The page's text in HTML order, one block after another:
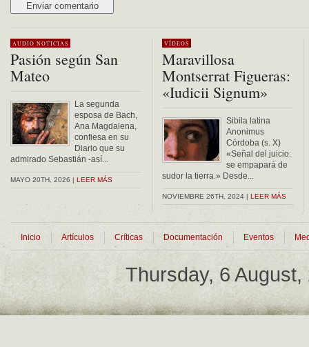
AUDIO NOTICIAS
Pasión según San
Mateo
La segunda
esposa de Bach,
Ana Magdalena,
confiesa en su
Diario que su
admirado Sebastián -así...
MAYO 20TH, 2026 | LEER MÁS
VÍDEOS
Maravillosa
Montserrat Figueras:
«Iudicii Signum»
Sibila latina
Anonimus
Córdoba (s. X)
«Señal del juicio:
se empapará de
sudor la tierra.» Desde...
NOVIEMBRE 26TH, 2024 | LEER MÁS
Inicio Artículos Críticas Documentación Eventos
Thursday, 6